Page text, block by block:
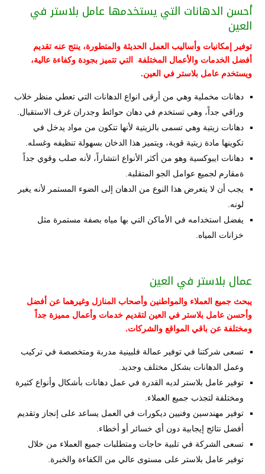
أحسن الدهانات التي يستخدمها عامل بلاستر في
العين
توفير إمكانيات وأساليب العمل الحديثة والمتطورة، ينتج عنه تقديم
أفضل الخدمات والأعمال المختلفة التي تتميز بجودة وكفاءة عالية،
ويستخدم عامل بلاستر في العين.
دهانات مخملية وهي من أرقى انواع الدهانات التي تعطي منظر خلاب
وراقي جداً، وهي تستخدم في دهان حوائط وجدران غرف الاستقبال.
دهانات زيتية وهي تسمى بالزيتية لأنها تتكون من مواد يدخل في
تكوينها مادة زيتية قوية، ويتميز هذا الدخان بسهولة تنظيفه وغسله.
دهانات ايبوكسية وهو من أكثر الأنواع انتشاراً، لأنه صلب وقوي جداً
ةمقارم لجميع عوامل الجو المتقلبة.
يجب أن لا يتعرض هذا النوع من الدهان إلى الضوء المستمر لأنه يغير
لونه.
يفضل استخدامه في الأماكن التي بها مياه بصفة مستمرة مثل
خزانات المياه.
عمال بلاستر في العين
يبحث جميع العملاء والمواطنين وأصحاب المنازل وغيرهما عن أفضل
وأحسن عامل بلاستر في العين لتقديم خدمات وأعمال مميزة جداً
ومختلفة عن باقي المواقع والشركات.
تسعى شركتنا في توفير عمالة فلبينية مدربة ومتخصصة في تركيب
وعمل الدهانات بشكل مختلف وجديد.
توفير عامل بلاستر لديه القدرة في عمل دهانات بأشكال وأنواع كثيرة
ومختلفة لتجذب جميع العملاء.
توفير مهندسين وفنيين ديكورات في العمل يساعد على إنجاز وتقديم
أفضل نتائج إيجابية دون أي خسائر أو أخطاء.
تسعى الشركة في تلبية حاجات ومتطلبات جميع العملاء من خلال
توفير عامل بلاستر على مستوى عالي من الكفاءة والخبرة.